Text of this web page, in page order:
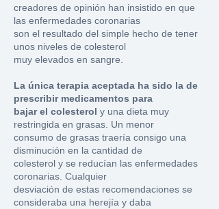
creadores de opinión han insistido en que
las enfermedades coronarias
son el resultado del simple hecho de tener
unos niveles de colesterol
muy elevados en sangre.
La única terapia aceptada ha sido la de
prescribir medicamentos para
bajar el colesterol y una dieta muy
restringida en grasas. Un menor
consumo de grasas traería consigo una
disminución en la cantidad de
colesterol y se reducían las enfermedades
coronarias. Cualquier
desviación de estas recomendaciones se
consideraba una herejía y daba